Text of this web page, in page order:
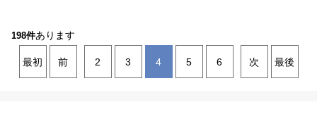
198件あります
最初 前 2 3 4 5 6 次 最後